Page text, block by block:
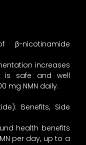
nicotinamide
increases
is safe and well
mg NMN daily.
Benefits, Side
health benefits
per day, up to a